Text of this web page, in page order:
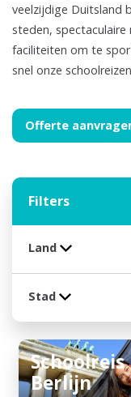
veelzijdige Duitsland
steden,
faciliteiten om te
snel onze
Offerte
Filters
Land
Stad
Schoolreis
Berlijn